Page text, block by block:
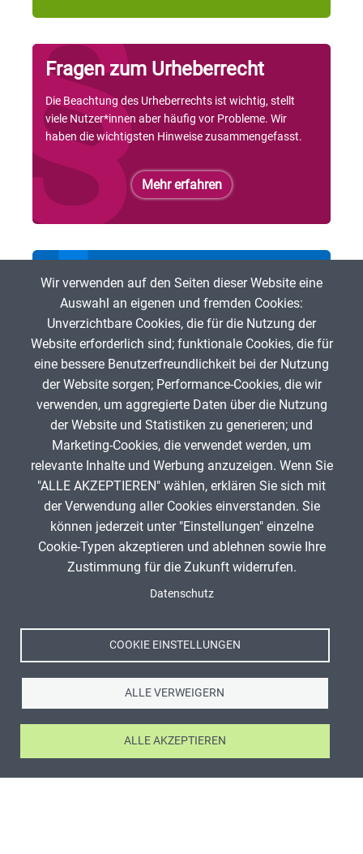
Fragen zum Urheberrecht
Die Beachtung des Urheberrechts ist wichtig, stellt
viele Nutzer*innen aber häufig vor Probleme. Wir
haben die wichtigsten Hinweise zusammengefasst.
Mehr erfahren
Bei der ZUM mitmachen
Du möchtest freie digitale Lehr- und Lerninhalte
fördern? Dann bist Du herzlich eingeladen, bei der ZUM
mitzumachen!
Mehr erfahren
Wir verwenden auf den Seiten dieser Website eine
Auswahl an eigenen und fremden Cookies:
Unverzichtbare Cookies, die für die Nutzung der
Website erforderlich sind; funktionale Cookies, die für
eine bessere Benutzerfreundlichkeit bei der Nutzung
der Website sorgen; Performance-Cookies, die wir
verwenden, um aggregierte Daten über die Nutzung
der Website und Statistiken zu generieren; und
Marketing-Cookies, die verwendet werden, um
relevante Inhalte und Werbung anzuzeigen. Wenn Sie
"ALLE AKZEPTIEREN" wählen, erklären Sie sich mit
der Verwendung aller Cookies einverstanden. Sie
können jederzeit unter "Einstellungen" einzelne
Cookie-Typen akzeptieren und ablehnen sowie Ihre
Zustimmung für die Zukunft widerrufen.
Datenschutz
COOKIE EINSTELLUNGEN
ALLE VERWEIGERN
ALLE AKZEPTIEREN